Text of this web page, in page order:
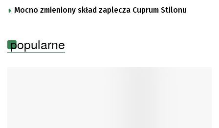
Mocno zmieniony skład zaplecza Cuprum Stilonu
popularne